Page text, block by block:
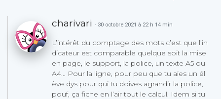
charivari · 30 octobre 2021 à 22 h 14 min
L’intérêt du comptage des mots c’est que l’in
dicateur est comparable quelque soit la mise
en page, le support, la police, un texte A5 ou
A4… Pour la ligne, pour peu que tu aies un él
ève dys pour qui tu doives agrandir la police,
pouf, ça fiche en l’air tout le calcul. Idem si tu